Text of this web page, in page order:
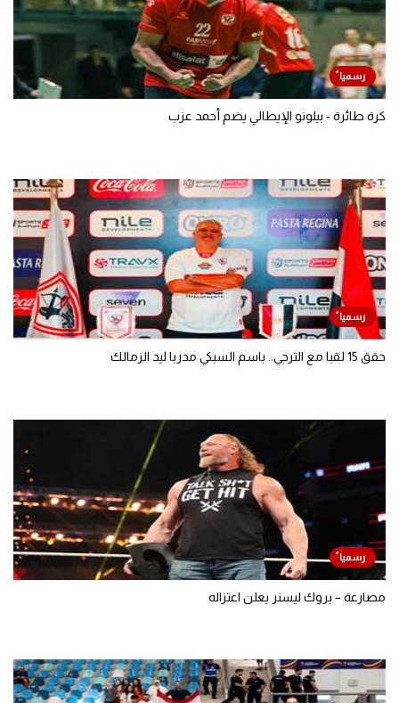
كرة طائرة - بيلونو الإيطالي يضم أحمد عزب
حقق 15 لقبا مع الترجي.. باسم السبكي مدربا ليد الزمالك
مصارعة – بروك ليسنر يعلن اعتزاله